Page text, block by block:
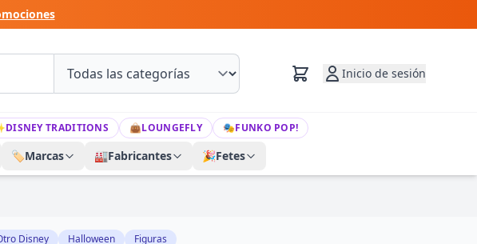
Inicio de sesión
DISNEY TRADITIONS 👜LOUNGEFLY 🎭FUNKO POP!
🏷️Marcas 🏭Fabricantes 🎉Fetes
Disney Halloween Figuras